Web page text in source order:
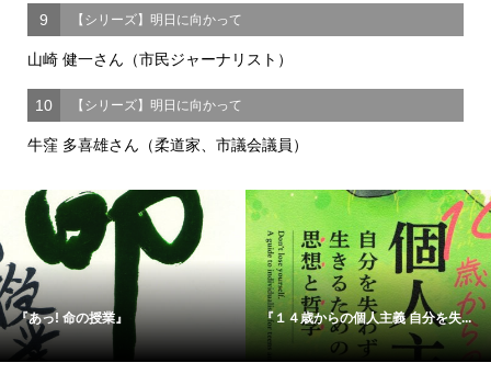
9 【シリーズ】明日に向かって
山崎 健一さん（市民ジャーナリスト）
10 【シリーズ】明日に向かって
牛窪 多喜雄さん（柔道家、市議会議員）
『あっ! 命の授業』 『１４歳からの個人主義 自分を失...